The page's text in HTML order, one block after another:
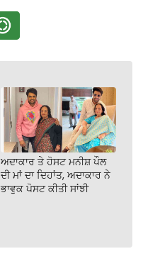
ਅਦਾਕਾਰ ਤੇ ਹੋਸਟ ਮਨੀਸ਼ ਪੌਲ
ਦੀ ਮਾਂ ਦਾ ਦਿਹਾਂਤ, ਅਦਾਕਾਰ ਨੇ
ਭਾਵੁਕ ਪੋਸਟ ਕੀਤੀ ਸਾਂਝੀ